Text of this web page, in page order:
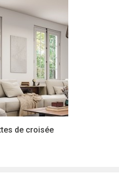
de croisée